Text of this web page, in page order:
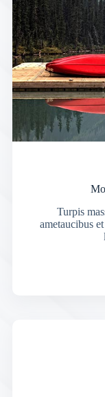
Turpis
ametaucibus